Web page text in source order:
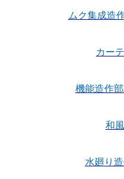
ムク集成造
カー
機能造作
和
水廻り